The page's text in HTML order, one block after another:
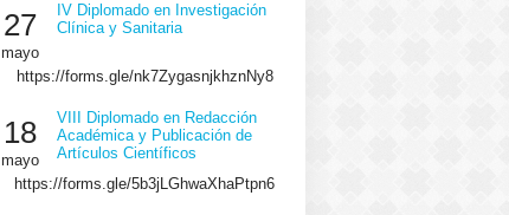
27
mayo
IV Diplomado en Investigación
Clínica y Sanitaria
https://forms.gle/nk7ZygasnjkhznNy8
18
mayo
VIII Diplomado en Redacción
Académica y Publicación de
Artículos Científicos
https://forms.gle/5b3jLGhwaXhaPtpn6